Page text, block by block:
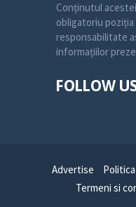
Conținutul
obligatoriu
responsabilitate
informațiilor
FOLLOW
Advertise
Termeni si